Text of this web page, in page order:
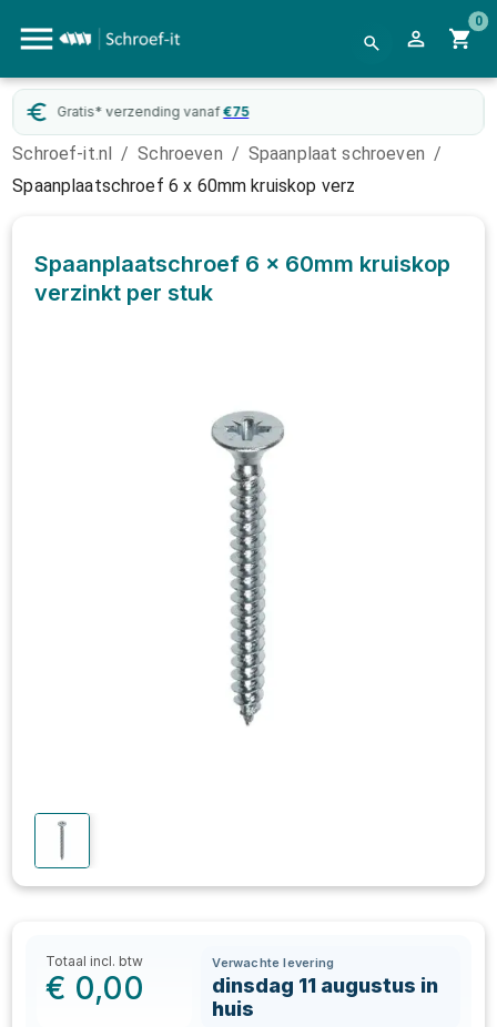
0
Gratis* verzending vanaf €75
Schroef-it.nl / Schroeven / Spaanplaat schroeven /
Spaanplaatschroef 6 x 60mm kruiskop verz
Spaanplaatschroef 6 x 60mm kruiskop
verzinkt per stuk
Totaal incl. btw
€ 0,00
Verwachte levering
dinsdag 11 augustus in
huis